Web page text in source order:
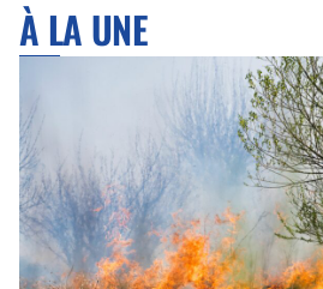
À LA UNE